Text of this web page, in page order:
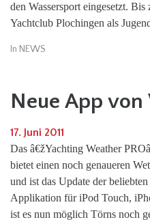
den Wassersport eingesetzt.
Yachtclub Plochingen als
In NEWS
Neue App von
17. Juni 2011
Das â€žYachting Weather
bietet einen noch genaueren
und ist das Update der
Applikation für iPod Touch,
ist es nun möglich Törns noch